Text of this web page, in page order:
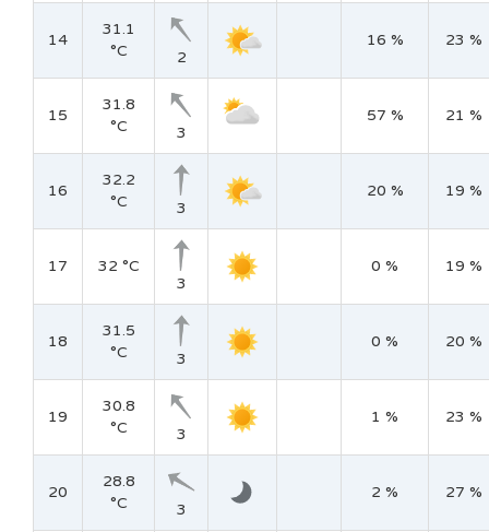
14
31.1
°C
2
16 % 23 %
15
31.8
°C
3
57 % 21 %
16
32.2
°C
3
20 % 19 %
17
32 °C
3
0 % 19 %
18
31.5
°C
3
0 % 20 %
19
30.8
°C
3
1 % 23 %
20
28.8
°C
3
2 % 27 %